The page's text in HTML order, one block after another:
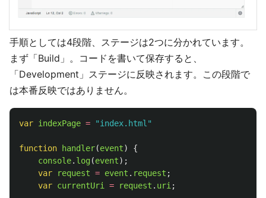
手順としては4段階、ステージは2つに分かれています。
まず「Build」。コードを書いて保存すると、
「Development」ステージに反映されます。この段階で
は本番反映ではありません。
var indexPage = "index.html "
function handler(event)
{
console. log(event);
var
request = event . request ;
var currentUri = request . uri ;